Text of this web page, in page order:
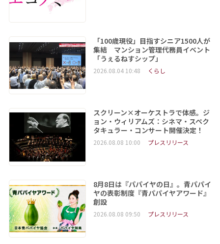
「100歳現役」目指すシニア1500人が
集結 マンション管理代務員イベント
「うぇるねすシップ」
2026.08.04 10:48 くらし
スクリーン×オーケストラで体感。ジ
ョン・ウィリアムズ：シネマ・スペク
タキュラー・コンサート開催決定！
2026.08.08 10:00 プレスリリース
8月8日は『パパイヤの日』。青パパイ
ヤの表彰制度『青パパイヤアワード』
創設
2026.08.08 09:50 プレスリリース